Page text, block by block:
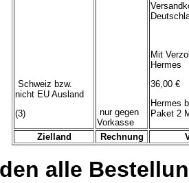
Zielland Rechnung
Schweiz bzw.
nicht EU Ausland
(3)
nur gegen
Vorkasse
Mit
Hermes
36,00 €
Hermes
Paket 2
alle